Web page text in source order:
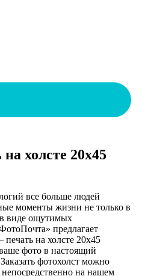
холсте 20х45
все больше людей
моменты жизни не только в
виде ощутимых
предлагает
на холсте 20х45
фото в настоящий
фотохолст можно
непосредственно на нашем